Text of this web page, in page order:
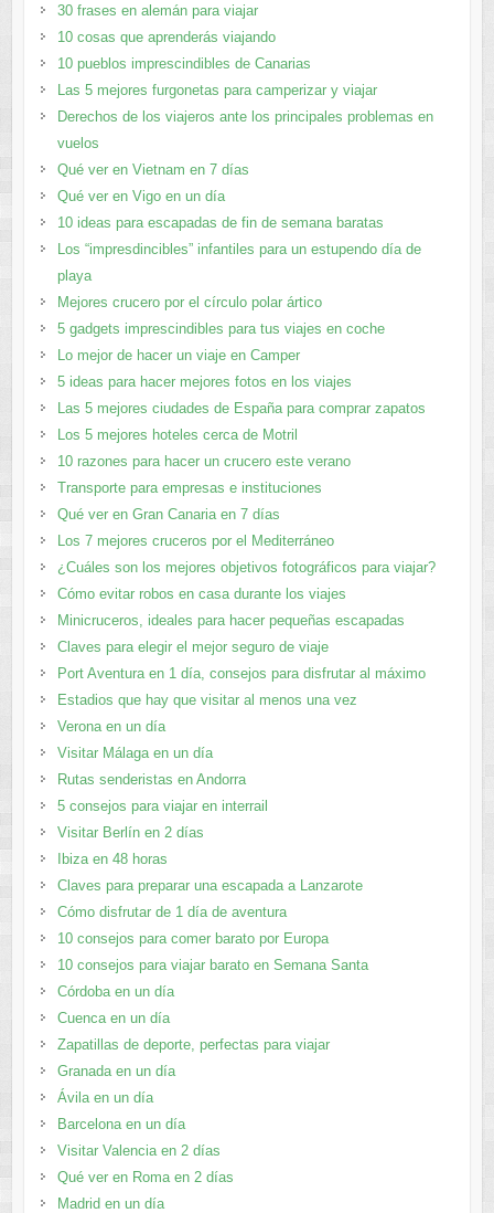
30 frases en alemán para viajar
10 cosas que aprenderás viajando
10 pueblos imprescindibles de Canarias
Las 5 mejores furgonetas para camperizar y viajar
Derechos de los viajeros ante los principales problemas en
vuelos
Qué ver en Vietnam en 7 días
Qué ver en Vigo en un día
10 ideas para escapadas de fin de semana baratas
Los “impresdincibles” infantiles para un estupendo día de
playa
Mejores crucero por el círculo polar ártico
5 gadgets imprescindibles para tus viajes en coche
Lo mejor de hacer un viaje en Camper
5 ideas para hacer mejores fotos en los viajes
Las 5 mejores ciudades de España para comprar zapatos
Los 5 mejores hoteles cerca de Motril
10 razones para hacer un crucero este verano
Transporte para empresas e instituciones
Qué ver en Gran Canaria en 7 días
Los 7 mejores cruceros por el Mediterráneo
¿Cuáles son los mejores objetivos fotográficos para viajar?
Cómo evitar robos en casa durante los viajes
Minicruceros, ideales para hacer pequeñas escapadas
Claves para elegir el mejor seguro de viaje
Port Aventura en 1 día, consejos para disfrutar al máximo
Estadios que hay que visitar al menos una vez
Verona en un día
Visitar Málaga en un día
Rutas senderistas en Andorra
5 consejos para viajar en interrail
Visitar Berlín en 2 días
Ibiza en 48 horas
Claves para preparar una escapada a Lanzarote
Cómo disfrutar de 1 día de aventura
10 consejos para comer barato por Europa
10 consejos para viajar barato en Semana Santa
Córdoba en un día
Cuenca en un día
Zapatillas de deporte, perfectas para viajar
Granada en un día
Ávila en un día
Barcelona en un día
Visitar Valencia en 2 días
Qué ver en Roma en 2 días
Madrid en un día